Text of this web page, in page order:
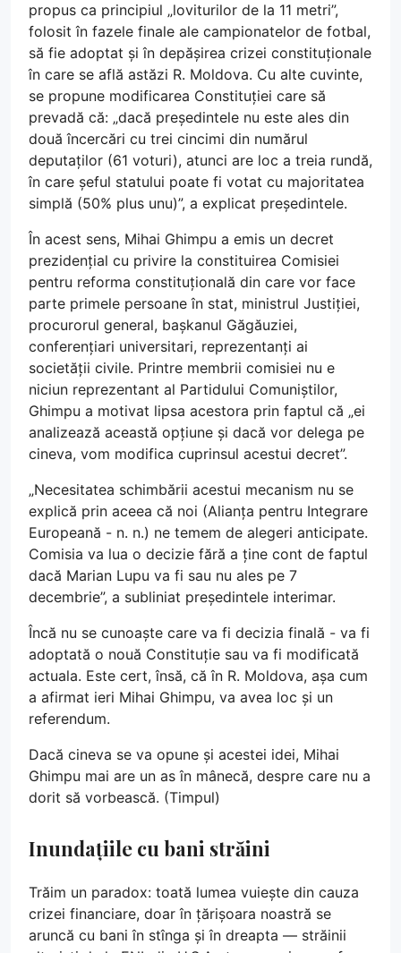
propus ca principiul „loviturilor de la 11 metri”,
folosit în fazele finale ale campionatelor de fotbal,
să fie adoptat și în depășirea crizei constituționale
în care se află astăzi R. Moldova. Cu alte cuvinte,
se propune modificarea Constituției care să
prevadă că: „dacă președintele nu este ales din
două încercări cu trei cincimi din numărul
deputaților (61 voturi), atunci are loc a treia rundă,
în care șeful statului poate fi votat cu majoritatea
simplă (50% plus unu)”, a explicat președintele.
În acest sens, Mihai Ghimpu a emis un decret
prezidențial cu privire la constituirea Comisiei
pentru reforma constituțională din care vor face
parte primele persoane în stat, ministrul Justiției,
procurorul general, bașkanul Găgăuziei,
conferențiari universitari, reprezentanți ai
societății civile. Printre membrii comisiei nu e
niciun reprezentant al Partidului Comuniștilor,
Ghimpu a motivat lipsa acestora prin faptul că „ei
analizează această opțiune și dacă vor delega pe
cineva, vom modifica cuprinsul acestui decret”.
„Necesitatea schimbării acestui mecanism nu se
explică prin aceea că noi (Alianța pentru Integrare
Europeană - n. n.) ne temem de alegeri anticipate.
Comisia va lua o decizie fără a ține cont de faptul
dacă Marian Lupu va fi sau nu ales pe 7
decembrie”, a subliniat președintele interimar.
Încă nu se cunoaște care va fi decizia finală - va fi
adoptată o nouă Constituție sau va fi modificată
actuala. Este cert, însă, că în R. Moldova, așa cum
a afirmat ieri Mihai Ghimpu, va avea loc și un
referendum.
Dacă cineva se va opune și acestei idei, Mihai
Ghimpu mai are un as în mânecă, despre care nu a
dorit să vorbească. (Timpul)
Inundațiile cu bani străini
Trăim un paradox: toată lumea vuiește din cauza
crizei financiare, doar în țărișoara noastră se
aruncă cu bani în stînga și în dreapta — străinii